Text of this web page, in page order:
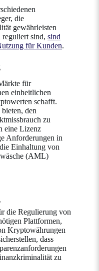
die
gewährleisten
sind, sind
für Kunden.
für
einheitlichen
schafft.
den
zu
eine Lizenz
Anforderungen in
Einhaltung von
(AML)
die Regulierung von
Plattformen,
Kryptowährungen
dass
zu